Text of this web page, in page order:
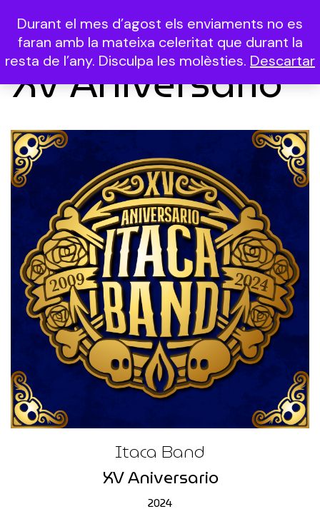
(0)
XV Aniversario
Itaca Band
XV Aniversario
2024
Durant el mes d’agost els enviaments no es
faran amb la mateixa celeritat que durant la
resta de l’any. Disculpa les molèsties. Descartar